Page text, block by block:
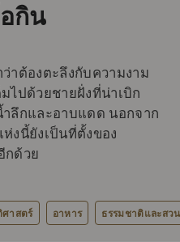
กิน
าต้องตะลึงกับความงาม
ไปด้วยชายฝั่งที่น่าเบิก
ลึกและอาบแดด นอกจาก
งนี้ยังเป็นที่ตั้งของ
กด้วย
าสตร์ อาหาร ธรรมชาติและสว